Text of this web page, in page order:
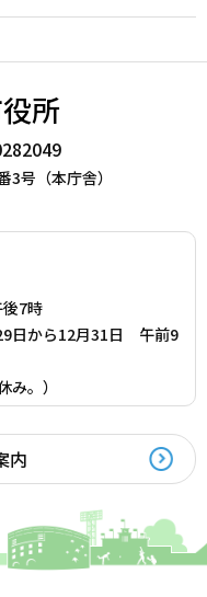
所
号（本庁舎）
7時
日から12月31日 午前9
み。）
内